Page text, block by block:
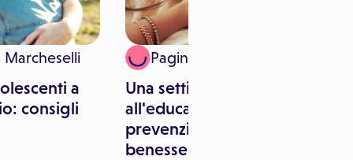
Marcheselli
a
consigli
Paginemediche
Una settimana dedicata
all'educazione e
prevenzione del
benessere sessuale